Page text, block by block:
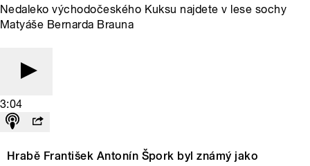
Nedaleko východočeského Kuksu najdete v lese sochy
Matyáše Bernarda Brauna
3:04
Hrabě František Antonín Špork byl známý jako